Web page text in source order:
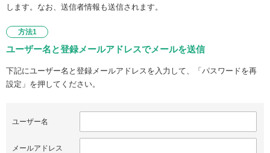
します。なお、送信者情報も送信されます。
方法1
ユーザー名と登録メールアドレスでメールを送信
下記にユーザー名と登録メールアドレスを入力して、「パスワードを再
設定」を押してください。
ユーザー名
メールアドレス